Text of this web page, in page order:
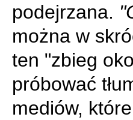
podejrzana.
można w
ten "zbieg
próbować
mediów,